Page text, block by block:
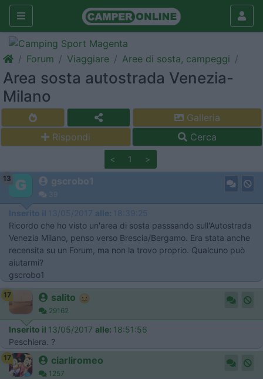
Forum Viaggiare Aree di sosta, campeggi
Area sosta autostrada Venezia-
Milano
Galleria
Rispondi
Cerca
< 1 >
13 gscrobo1
39
Inserito il 13/05/2017 alle: 18:39:25
Ricordo che ho visto un'area di sosta passsando sull'Autostrada
Venezia Milano, penso verso Brescia/Bergamo. Era stata anche
recensita su un Forum, ma non la trovo proprio. Qualcuno può
aiutarmi?
gscrobo1
17 salito
29162
Inserito il 13/05/2017 alle: 18:51:56
Peschiera. ?
17 ciarliromeo
1257